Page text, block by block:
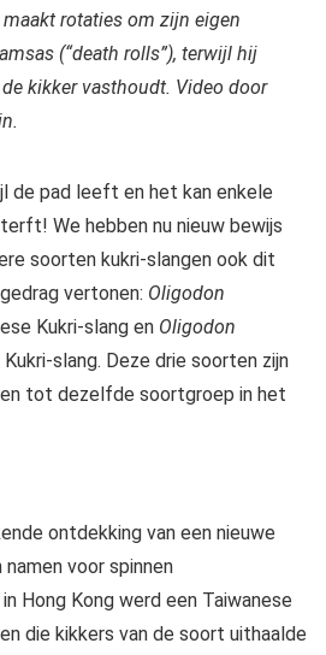
rotaties om zijn eigen
(“death rolls”), terwijl hij
kikker vasthoudt. Video door
de pad leeft en het kan enkele
We hebben nu nieuw bewijs
soorten kukri-slangen ook dit
vertonen: Oligodon
Kukri-slang en Oligodon
slang. Deze drie soorten zijn
tot dezelfde soortgroep in het
ontdekking van een nieuwe
voor spinnen
in Hong Kong werd een Taiwanese
die kikkers van de soort uithaalde